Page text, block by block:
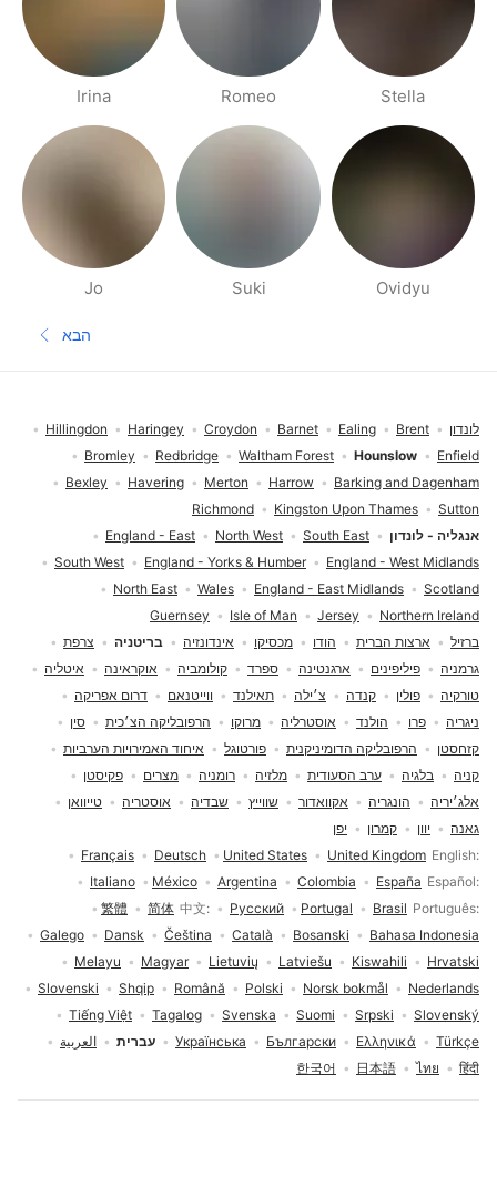
Stella
Romeo
Irina
Ovidyu
Suki
Jo
העמוד
הבא
בחירת שפה
English
United Kingdom
United States
Deutsch
Français
Español
España
Colombia
Argentina
México
Italiano
Português
Brasil
Portugal
Русский
中文
简体
繁體
Bahasa Indonesia
Bosanski
Català
Čeština
Dansk
Galego
Hrvatski
Kiswahili
Latviešu
Lietuvių
Magyar
Melayu
Nederlands
Norsk bokmål
Polski
Română
Shqip
Slovenski
Slovenský
Srpski
Suomi
Svenska
Tagalog
Tiếng Việt
Türkçe
Ελληνικά
Български
Українська עברית
العربية
हिंदी
ไทย
日本語
한국어
ברזיל ארצות הברית הודו מכסיקו אינדונזיה בריטניה
צרפת
גרמניה
פיליפינים ארגנטינה ספרד קולומביה אוקראינה
איטליה
טורקיה
פולין קנדה צ׳ילה תאילנד ווייטנאם
דרום אפריקה
ניגריה
פרו הולנד אוסטרליה מרוקו הרפובליקה הצ׳כית
סין
קזחסטן
הרפובליקה הדומיניקנית פורטוגל
איחוד האמירויות הערביות
קניה
בלגיה ערב הסעודית מלזיה רומניה מצרים
פקיסטן
אלג׳יריה
הונגריה אקוואדור שווייץ שבדיה אוסטריה
טייוואן
גאנה
יוון קמרון יפן
אנגליה - לונדון South East
North West
England - East
England - West Midlands
England - Yorks & Humber
South West
Scotland
England - East Midlands
Wales
North East
Northern Ireland
Jersey
Isle of Man
Guernsey
לונדון Brent
Ealing
Barnet
Croydon
Haringey
Hillingdon
Enfield
Hounslow
Waltham Forest
Redbridge
Bromley
Barking and Dagenham
Harrow
Merton
Havering
Bexley
Sutton
Kingston Upon Thames
Richmond